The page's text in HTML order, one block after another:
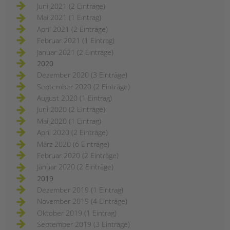
Juni 2021 (2 Einträge)
Mai 2021 (1 Eintrag)
April 2021 (2 Einträge)
Februar 2021 (1 Eintrag)
Januar 2021 (2 Einträge)
2020
Dezember 2020 (3 Einträge)
September 2020 (2 Einträge)
August 2020 (1 Eintrag)
Juni 2020 (2 Einträge)
Mai 2020 (1 Eintrag)
April 2020 (2 Einträge)
März 2020 (6 Einträge)
Februar 2020 (2 Einträge)
Januar 2020 (2 Einträge)
2019
Dezember 2019 (1 Eintrag)
November 2019 (4 Einträge)
Oktober 2019 (1 Eintrag)
September 2019 (3 Einträge)